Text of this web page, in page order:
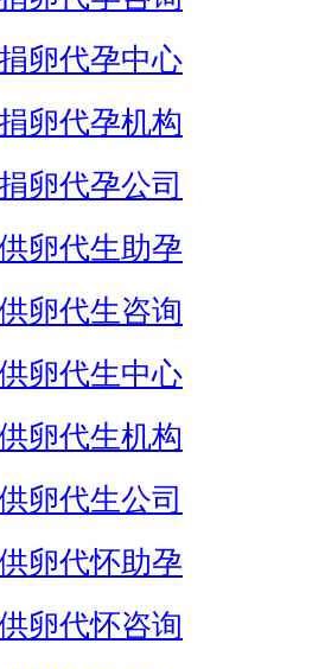
卵代孕中心
卵代孕机构
卵代孕公司
卵代生助孕
卵代生咨询
卵代生中心
卵代生机构
卵代生公司
卵代怀助孕
卵代怀咨询